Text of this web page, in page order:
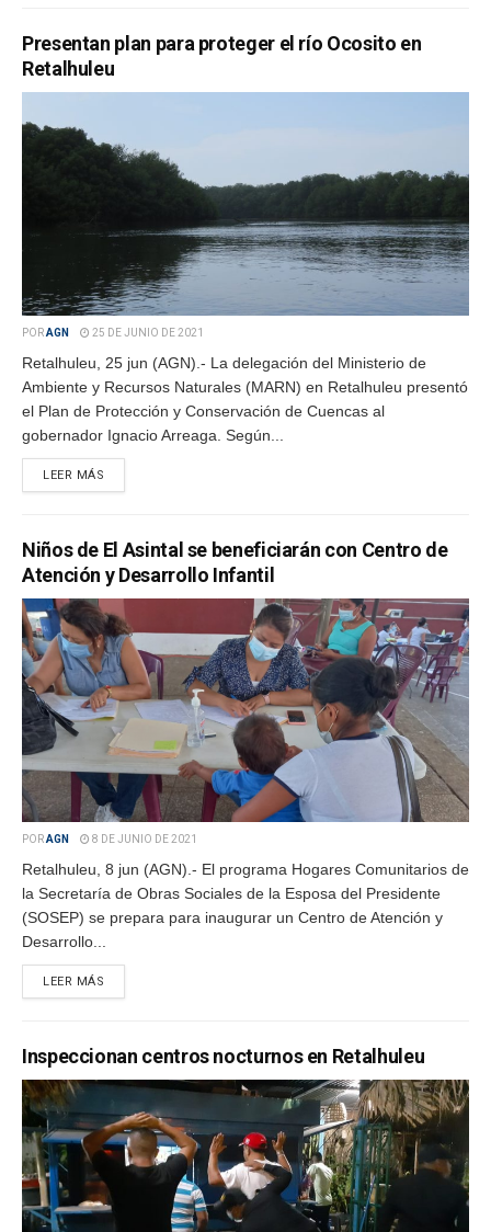
Presentan plan para proteger el río Ocosito en
Retalhuleu
PORAGN 25 DE JUNIO DE 2021
Retalhuleu, 25 jun (AGN).- La delegación del Ministerio de
Ambiente y Recursos Naturales (MARN) en Retalhuleu presentó
el Plan de Protección y Conservación de Cuencas al
gobernador Ignacio Arreaga. Según...
LEER MÁS
Niños de El Asintal se beneficiarán con Centro de
Atención y Desarrollo Infantil
PORAGN 8 DE JUNIO DE 2021
Retalhuleu, 8 jun (AGN).- El programa Hogares Comunitarios de
la Secretaría de Obras Sociales de la Esposa del Presidente
(SOSEP) se prepara para inaugurar un Centro de Atención y
Desarrollo...
LEER MÁS
Inspeccionan centros nocturnos en Retalhuleu